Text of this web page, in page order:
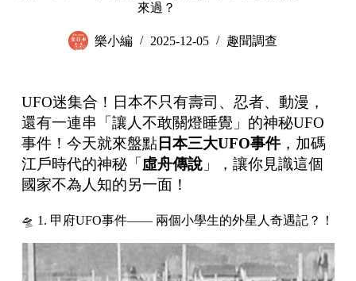
來過？
樂小編 2025-12-05 趣聞調查
UFO迷集合！日本不只有壽司、忍者、動漫，
還有一連串「讓人不敢關燈睡覺」的神秘UFO
事件！今天就來盤點日本三大UFO事件，加碼
江戶時代的神秘「 虛舟傳說」，讓你見識這個
國家不為人知的另一面！
🛸 1. 甲府UFO事件—— 兩個小學生的外星人奇遇記？！